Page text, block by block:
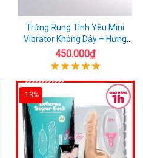
Trứng Rung Tình Yêu Mini
Vibrator Không Dây – Hưng
Phấn Mọi Nơi
450.000₫
-13%